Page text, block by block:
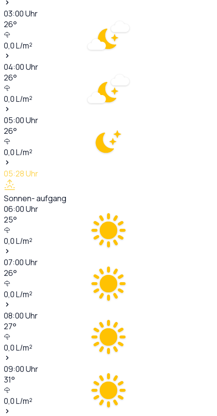
03:00Uhr
26°
0,0L/m²
04:00Uhr
26°
0,0L/m²
05:00Uhr
26°
0,0L/m²
05:28Uhr
Sonnen- aufgang
06:00Uhr
25°
0,0L/m²
07:00Uhr
26°
0,0L/m²
08:00Uhr
27°
0,0L/m²
09:00Uhr
31°
0,0L/m²